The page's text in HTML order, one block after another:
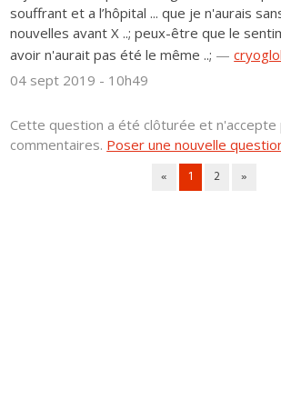
souffrant et a l’hôpital ... que je n'aurais
nouvelles avant X ..; peux-être que le
avoir n'aurait pas été le même ..; —
04 sept 2019 - 10h49
Cette question a été clôturée et n'accepte
commentaires. Poser une nouvelle
« 1 2 »